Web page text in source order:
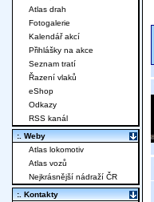
Atlas drah
Fotogalerie
Kalendář akcí
Přihlášky na akce
Seznam tratí
Řazení vlaků
eShop
Odkazy
RSS kanál
:. Weby
Atlas lokomotiv
Atlas vozů
Nejkrásnější nádraží ČR
:. Kontakty